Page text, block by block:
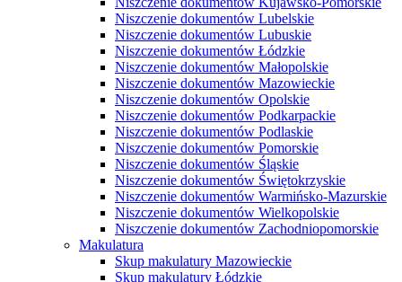
Niszczenie dokumentów Lubelskie
Niszczenie dokumentów Lubuskie
Niszczenie dokumentów Łódzkie
Niszczenie dokumentów Małopolskie
Niszczenie dokumentów Mazowieckie
Niszczenie dokumentów Opolskie
Niszczenie dokumentów Podkarpackie
Niszczenie dokumentów Podlaskie
Niszczenie dokumentów Pomorskie
Niszczenie dokumentów Śląskie
Niszczenie dokumentów Świętokrzyskie
Niszczenie dokumentów Warmińsko-Mazurskie
Niszczenie dokumentów Wielkopolskie
Niszczenie dokumentów Zachodniopomorskie
Makulatura
Skup makulatury Mazowieckie
Skup makulatury Łódzkie